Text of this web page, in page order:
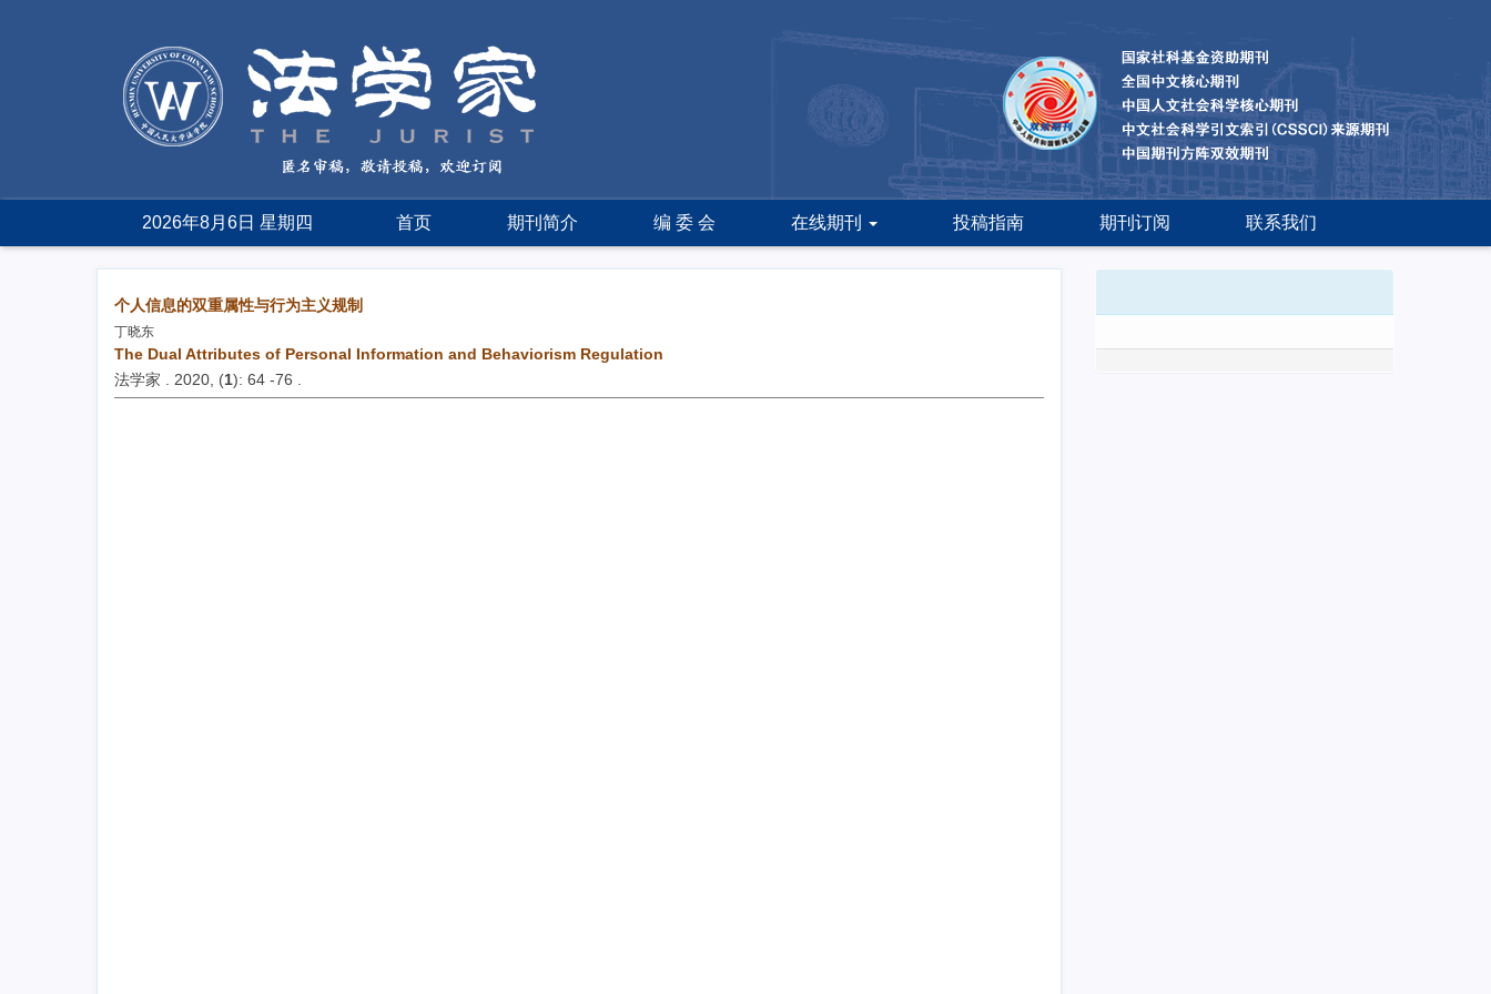
2026年8月6日 星期四 首页 期刊简介 编 委 会 在线期刊 投稿指南 期刊订阅 联系我们
个人信息的双重属性与行为主义规制
丁晓东
The Dual Attributes of Personal Information and Behaviorism Regulation
法学家 . 2020, (1): 64 -76 .